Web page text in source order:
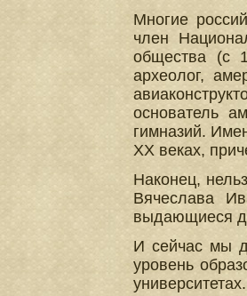
Многие
член
общества (с
археолог,
основатель
гимназий.
XX веках,
Наконец,
Вячеслава
выдающиеся
И сейчас мы
уровень